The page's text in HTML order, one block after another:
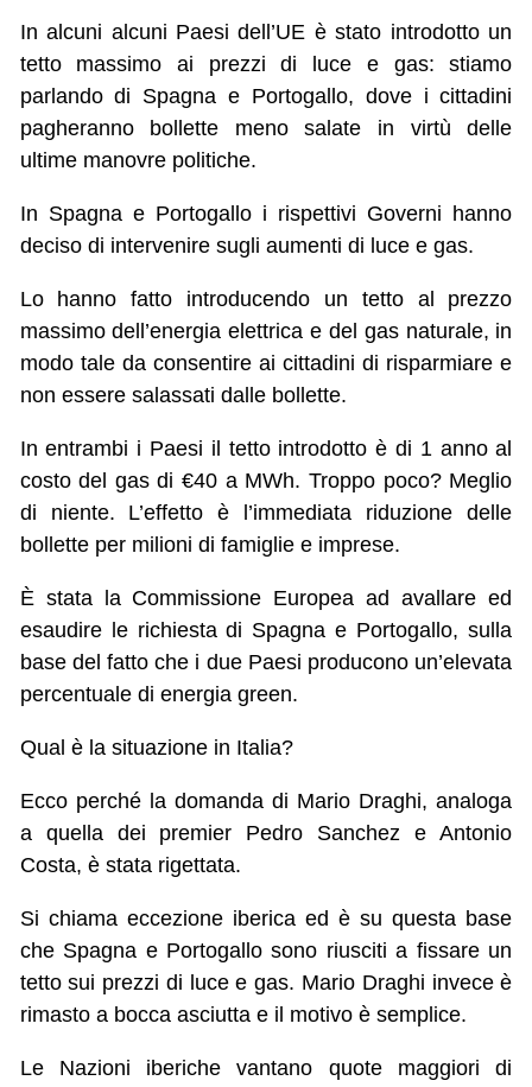
In alcuni alcuni Paesi dell’UE è stato introdotto un
tetto massimo ai prezzi di luce e gas: stiamo
parlando di Spagna e Portogallo, dove i cittadini
pagheranno bollette meno salate in virtù delle
ultime manovre politiche.
In Spagna e Portogallo i rispettivi Governi hanno
deciso di intervenire sugli aumenti di luce e gas.
Lo hanno fatto introducendo un tetto al prezzo
massimo dell’energia elettrica e del gas naturale, in
modo tale da consentire ai cittadini di risparmiare e
non essere salassati dalle bollette.
In entrambi i Paesi il tetto introdotto è di 1 anno al
costo del gas di €40 a MWh. Troppo poco? Meglio
di niente. L’effetto è l’immediata riduzione delle
bollette per milioni di famiglie e imprese.
È stata la Commissione Europea ad avallare ed
esaudire le richiesta di Spagna e Portogallo, sulla
base del fatto che i due Paesi producono un’elevata
percentuale di energia green.
Qual è la situazione in Italia?
Ecco perché la domanda di Mario Draghi, analoga
a quella dei premier Pedro Sanchez e Antonio
Costa, è stata rigettata.
Si chiama eccezione iberica ed è su questa base
che Spagna e Portogallo sono riusciti a fissare un
tetto sui prezzi di luce e gas. Mario Draghi invece è
rimasto a bocca asciutta e il motivo è semplice.
Le Nazioni iberiche vantano quote maggiori di